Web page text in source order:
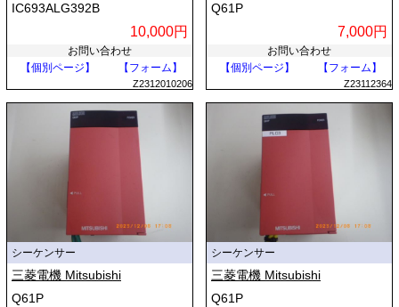
IC693ALG392B
10,000円
お問い合わせ
【個別ページ】
【フォーム】
Z2312010206
Q61P
7,000円
お問い合わせ
【個別ページ】
【フォーム】
Z23112364
シーケンサー
三菱電機 Mitsubishi
Q61P
シーケンサー
三菱電機 Mitsubishi
Q61P